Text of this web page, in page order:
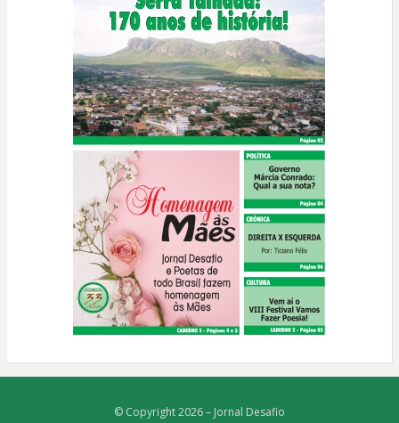
© Copyright 2026 – Jornal Desafio